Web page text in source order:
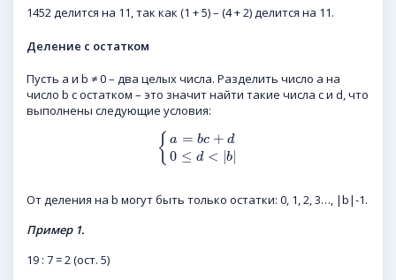
1452 делится на 11, так как (1 + 5) – (4 + 2) делится на 11.
Деление с остатком
Пусть a и b ≠ 0 – два целых числа. Разделить число a на
число b с остатком – это значит найти такие числа c и d, что
выполнены следующие условия:
{ a = bc + d
0 ≤ d < |b|
От деления на b могут быть только остатки: 0, 1, 2, 3…, |b|-1.
Пример 1.
19 : 7 = 2 (ост. 5)